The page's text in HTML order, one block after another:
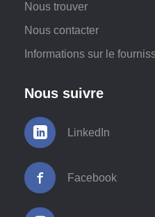
Nous trouver
Nous contacter
Informations sur le
Nous suivre
LinkedIn
Facebook